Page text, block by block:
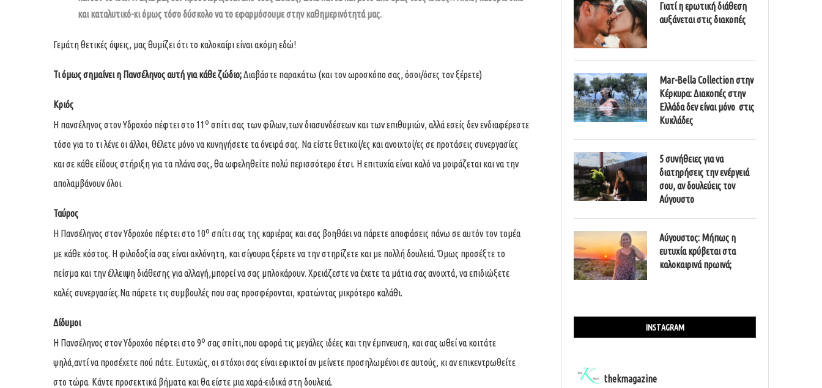
και καταλυτικό-κι όμως τόσο δύσκολο να το εφαρμόσουμε στην καθημερινότητά μας.
Γεμάτη θετικές όψεις, μας θυμίζει ότι το καλοκαίρι είναι ακόμη εδώ!
Τι όμως σημαίνει η Πανσέληνος αυτή για κάθε ζώδιο;Διαβάστε παρακάτω (και τον ωροσκόπο σας, όσοι/όσες τον ξέρετε)
Κριός
Η πανσέληνος στον Υδροχόο πέφτει στο 11 ο σπίτι σας των φίλων,των διασυνδέσεων και των επιθυμιών, αλλά εσείς δεν ενδιαφέρεστε
τόσο για το τι λένε οι άλλοι, θέλετε μόνο να κυνηγήσετε τα όνειρά σας. Να είστε θετικοί/ες και ανοιχτοί/ες σε προτάσεις συνεργασίες
και σε κάθε είδους στήριξη για τα πλάνα σας, θα ωφεληθείτε πολύ περισσότερο έτσι. Η επιτυχία είναι καλό να μοιράζεται και να την
απολαμβάνουν όλοι.
Ταύρος
Η Πανσέληνος στον Υδροχόο πέφτει στο 10ο σπίτι σας της καριέρας και σας βοηθάει να πάρετε αποφάσεις πάνω σε αυτόν τον τομέα
με κάθε κόστος. Η φιλοδοξία σας είναι ακλόνητη, και σίγουρα ξέρετε να την στηρίζετε και με πολλή δουλειά. Όμως προσέξτε το
πείσμα και την έλλειψη διάθεσης για αλλαγή,μπορεί να σας μπλοκάρουν. Χρειάζεστε να έχετε τα μάτια σας ανοιχτά, να επιδιώξετε
καλές συνεργασίες.Να πάρετε τις συμβουλές που σας προσφέρονται, κρατώντας μικρότερο καλάθι.
Δίδυμοι
Η Πανσέληνος στον Υδροχόο πέφτει στο 9ο σας σπίτι,που αφορά τις μεγάλες ιδέες και την έμπνευση, και σας ωθεί να κοιτάτε
ψηλά,αντί να προσέχετε πού πάτε. Ευτυχώς, οι στόχοι σας είναι εφικτοί αν μείνετε προσηλωμένοι σε αυτούς, κι αν επικεντρωθείτε
στο τώρα. Κάντε προσεκτικά βήματα και θα είστε μια χαρά-ειδικά στη δουλειά.
Γιατί η ερωτική διάθεση
αυξάνεται στις διακοπές
Mar-Bella Collection στην
Κέρκυρα: Διακοπές στην
Ελλάδα δεν είναι μόνο στις
Κυκλάδες
5 συνήθειες για να
διατηρήσεις την ενέργειά
σου, αν δουλεύεις τον
Αύγουστο
Αύγουστος: Μήπως η
ευτυχία κρύβεται στα
καλοκαιρινά πρωινά;
INSTAGRAM
thekmagazine